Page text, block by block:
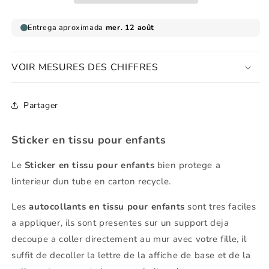
enfant
en
enfant
k
VOIR MESURES DES CHIFFRES
Partager
Sticker en tissu pour enfants
Le Sticker en tissu pour enfants bien protege a
linterieur dun tube en carton recycle.
Lesautocollants en tissu pour enfants sont tres faciles
a appliquer, ils sont presentes sur un support deja
decoupe a coller directement au mur avec votre fille, il
suffit de decoller la lettre de la affiche de base et de la